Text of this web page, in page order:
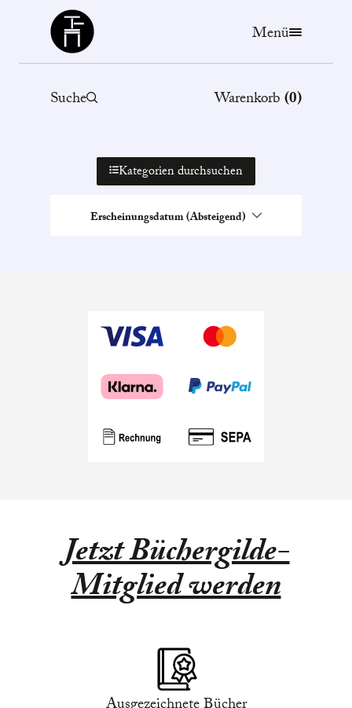
Büchergilde
Menü
Suche Warenkorb(0)
Kategorien durchsuchen
Erscheinungsdatum (Absteigend)
Jetzt Büchergilde-
Mitglied werden